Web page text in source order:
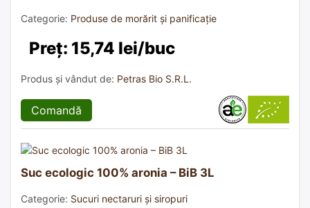
Categorie: Produse de morărit și panificație
Preț: 15,74 lei/buc
Produs și vândut de: Petras Bio S.R.L.
Comandă
Suc ecologic 100% aronia – BiB 3L
Categorie: Sucuri nectaruri și siropuri